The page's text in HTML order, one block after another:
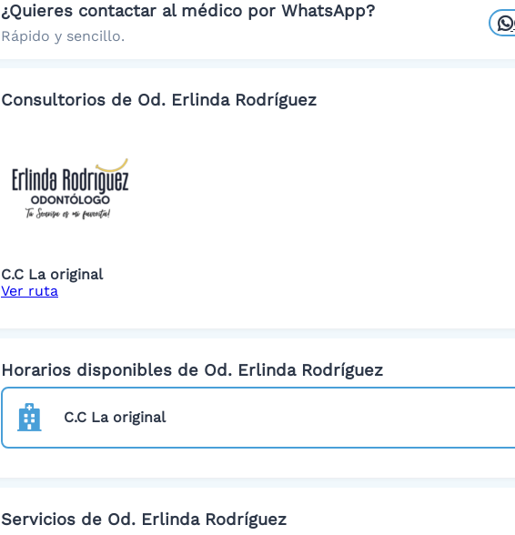
¿Quieres contactar al médico por WhatsApp?
Rápido y sencillo.
Consultorios de Od. Erlinda Rodríguez
C.C La original
Ver ruta
Horarios disponibles de Od. Erlinda Rodríguez
C.C La original
Servicios de Od. Erlinda Rodríguez